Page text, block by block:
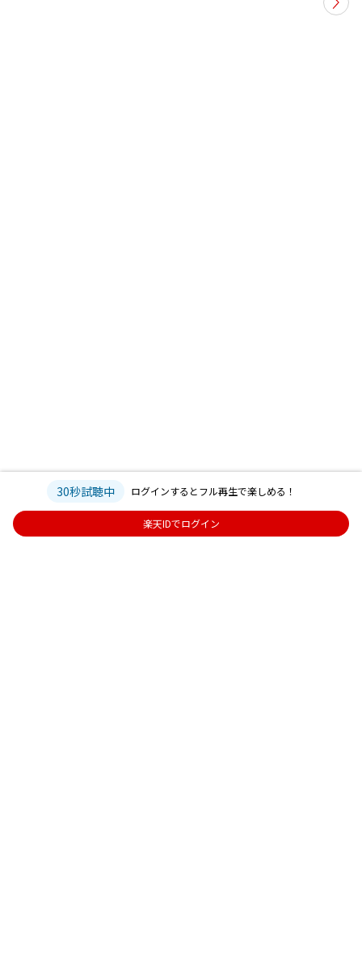
30秒試聴中 ログインするとフル再生で楽しめる！
楽天IDでログイン